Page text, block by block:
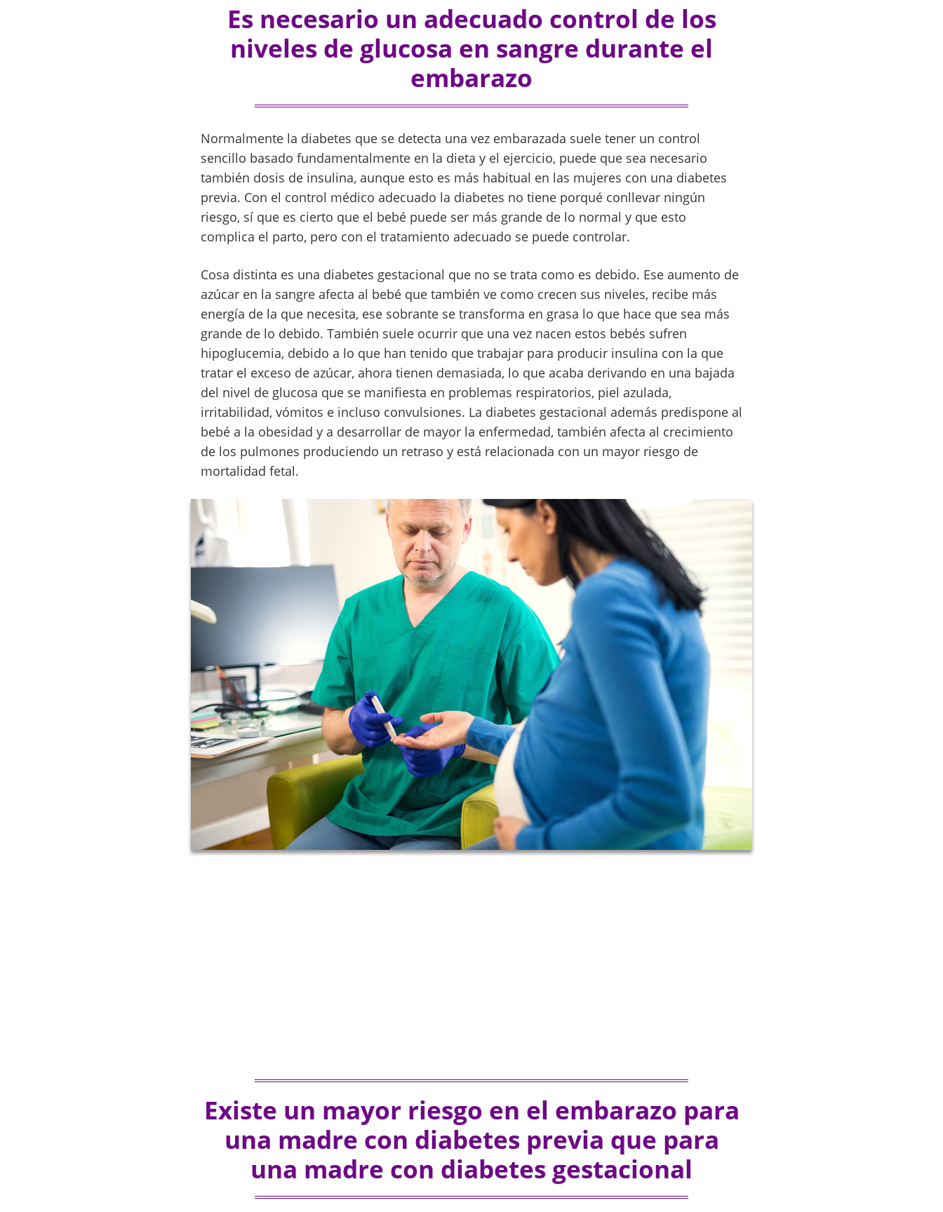
Es necesario un adecuado control de los
niveles de glucosa en sangre durante el
embarazo
Normalmente la diabetes que se detecta una vez embarazada suele tener un control
sencillo basado fundamentalmente en la dieta y el ejercicio, puede que sea necesario
también dosis de insulina, aunque esto es más habitual en las mujeres con una diabetes
previa. Con el control médico adecuado la diabetes no tiene porqué conllevar ningún
riesgo, sí que es cierto que el bebé puede ser más grande de lo normal y que esto
complica el parto, pero con el tratamiento adecuado se puede controlar.
Cosa distinta es una diabetes gestacional que no se trata como es debido. Ese aumento de
azúcar en la sangre afecta al bebé que también ve como crecen sus niveles, recibe más
energía de la que necesita, ese sobrante se transforma en grasa lo que hace que sea más
grande de lo debido. También suele ocurrir que una vez nacen estos bebés sufren
hipoglucemia, debido a lo que han tenido que trabajar para producir insulina con la que
tratar el exceso de azúcar, ahora tienen demasiada, lo que acaba derivando en una bajada
del nivel de glucosa que se manifiesta en problemas respiratorios, piel azulada,
irritabilidad, vómitos e incluso convulsiones. La diabetes gestacional además predispone al
bebé a la obesidad y a desarrollar de mayor la enfermedad, también afecta al crecimiento
de los pulmones produciendo un retraso y está relacionada con un mayor riesgo de
mortalidad fetal.
Existe un mayor riesgo en el embarazo para
una madre con diabetes previa que para
una madre con diabetes gestacional